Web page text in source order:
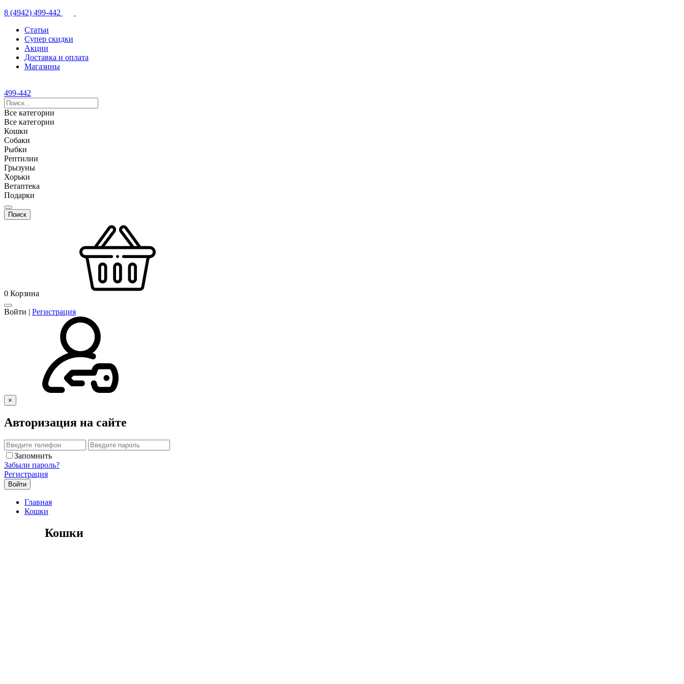
8 (4942) 499-442
Статьи
Супер скидки
Акции
Доставка и оплата
Магазины
499-442
Все категории
Все категории
Кошки
Собаки
Рыбки
Рептилии
Грызуны
Хорьки
Ветаптека
Подарки
0 Корзина
Войти | Регистрация
×
Авторизация на сайте
Запомнить
Забыли пароль?
Регистрация
Главная
Кошки
Кошки